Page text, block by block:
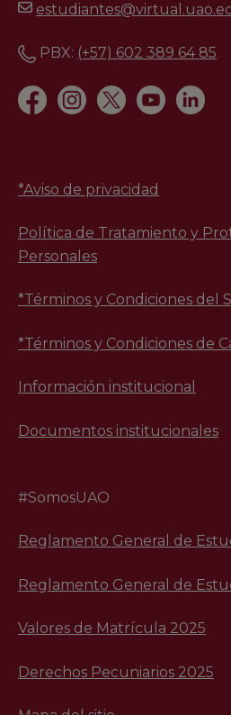
PBX: (+57) 602 389 64 85
*Aviso de privacidad
Política de Tratamiento y
Personales
*Términos y Condiciones del
*Términos y Condiciones de
Información institucional
Documentos institucionales
#SomosUAO
Reglamento General de
Reglamento General de
Valores de Matrícula 2025
Derechos Pecuniarios 2025